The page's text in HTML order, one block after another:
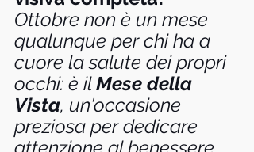
Ottobre non è un mese
qualunque per chi ha a
cuore la salute dei propri
occhi: è il Mese della
Vista, un'occasione
preziosa per dedicare